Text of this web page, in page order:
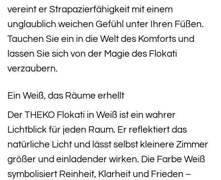
vereint er Strapazierfähigkeit mit einem
unglaublich weichen Gefühl unter Ihren Füßen.
Tauchen Sie ein in die Welt des Komforts und
lassen Sie sich von der Magie des Flokati
verzaubern.
Ein Weiß, das Räume erhellt
Der THEKO Flokati in Weiß ist ein wahrer
Lichtblick für jeden Raum. Er reflektiert das
natürliche Licht und lässt selbst kleinere Zimmer
größer und einladender wirken. Die Farbe Weiß
symbolisiert Reinheit, Klarheit und Frieden –